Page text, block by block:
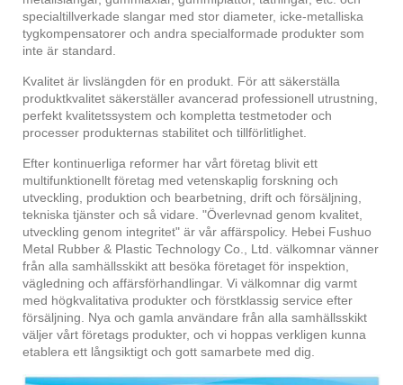
specialtillverkade slangar med stor diameter, icke-metalliska
tygkompensatorer och andra specialformade produkter som
inte är standard.
Kvalitet är livslängden för en produkt. För att säkerställa
produktkvalitet säkerställer avancerad professionell utrustning,
perfekt kvalitetssystem och kompletta testmetoder och
processer produkternas stabilitet och tillförlitlighet.
Efter kontinuerliga reformer har vårt företag blivit ett
multifunktionellt företag med vetenskaplig forskning och
utveckling, produktion och bearbetning, drift och försäljning,
tekniska tjänster och så vidare. "Överlevnad genom kvalitet,
utveckling genom integritet" är vår affärspolicy. Hebei Fushuo
Metal Rubber & Plastic Technology Co., Ltd. välkomnar vänner
från alla samhällsskikt att besöka företaget för inspektion,
vägledning och affärsförhandlingar. Vi välkomnar dig varmt
med högkvalitativa produkter och förstklassig service efter
försäljning. Nya och gamla användare från alla samhällsskikt
väljer vårt företags produkter, och vi hoppas verkligen kunna
etablera ett långsiktigt och gott samarbete med dig.